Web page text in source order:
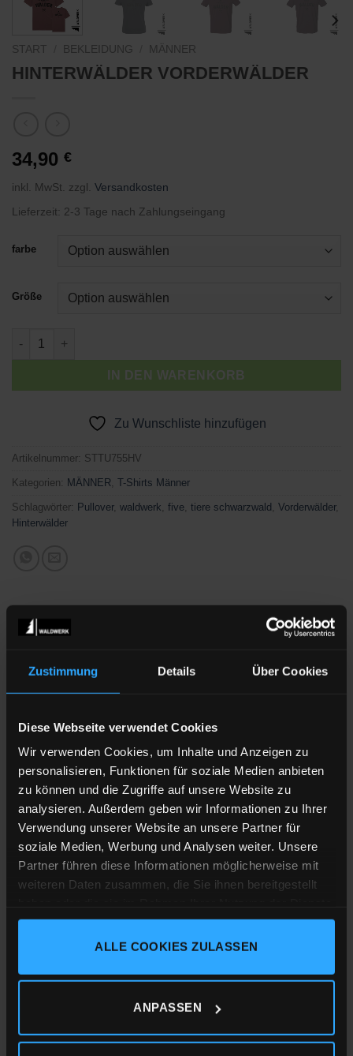
Zustimmung Details Über Cookies
Diese Webseite verwendet Cookies
Wir verwenden Cookies, um Inhalte und Anzeigen zu
personalisieren, Funktionen für soziale Medien anbieten
zu können und die Zugriffe auf unsere Website zu
analysieren. Außerdem geben wir Informationen zu Ihrer
Verwendung unserer Website an unsere Partner für
soziale Medien, Werbung und Analysen weiter. Unsere
Partner führen diese Informationen möglicherweise mit
weiteren Daten zusammen, die Sie ihnen bereitgestellt
gesammelt haben.
ALLE COOKIES ZULASSEN
ANPASSEN
START BEKLEIDUNG MÄNNER
HINTERWÄLDER VORDERWÄLDER
34,90 €
inkl. MwSt. zzgl. Versandkosten
Lieferzeit: 2-3 Tage nach Zahlungseingang
farbe
Größe
HINTERWÄLDER VORDERWÄLDER Menge
IN DEN WARENKORB
Zu Wunschliste hinzufügen
Artikelnummer: STTU755HV
Kategorien: MÄNNER T-Shirts Männer
Schlagwörter: Pullover, waldwerk five tiere schwarzwald Vorderwälder,
Hinterwälder
BESCHREIBUNG
Shirt-Material
Männer Rundhals T-Shirt, 100% ringgesponnene
gekämmte Bio-Baumwolle, Single Jersey mit 155g/m²
Dieses Textil besitzt die folgende Zertifizierung